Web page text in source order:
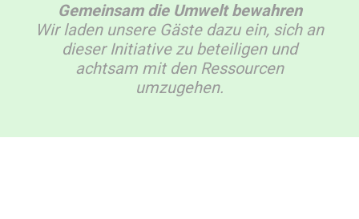
Gemeinsam die Umwelt bewahren
Wir laden unsere Gäste dazu ein, sich an
dieser Initiative zu beteiligen und
achtsam mit den Ressourcen
umzugehen.